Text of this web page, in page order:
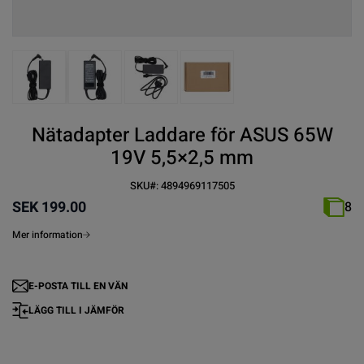
View larger imageView larger imageView larger imageView larger image
Nätadapter Laddare för ASUS 65W
19V 5,5×2,5 mm
SKU#:4894969117505
SEK 199.00 8
Mer information
E-POSTA TILL EN VÄN
LÄGG TILL I JÄMFÖR